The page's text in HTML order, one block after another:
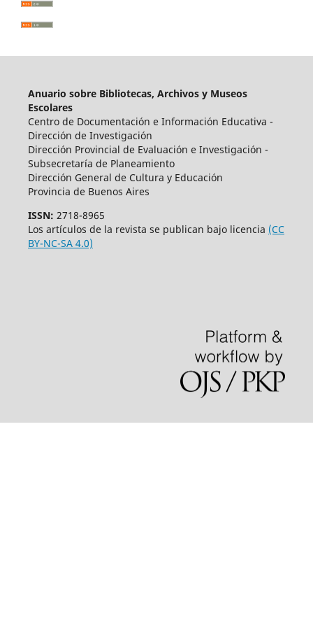
Anuario sobre Bibliotecas, Archivos y Museos
Escolares
Centro de Documentación e Información Educativa -
Dirección de Investigación
Dirección Provincial de Evaluación e Investigación -
Subsecretaría de Planeamiento
Dirección General de Cultura y Educación
Provincia de Buenos Aires
ISSN: 2718-8965
Los artículos de la revista se publican bajo licencia (CC
BY-NC-SA 4.0)